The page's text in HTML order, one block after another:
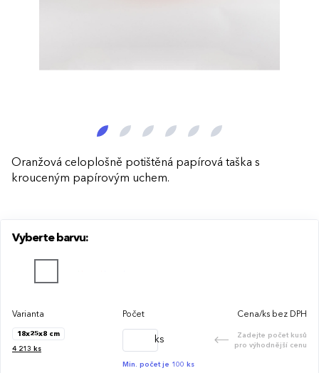
Oranžová celoplošně potištěná papírová taška s
krouceným papírovým uchem.
Vyberte barvu:
Varianta Počet Cena/ks bez DPH
18x25x8 cm
4 213 ks
ks
Zadejte počet kusů
pro výhodnější cenu
Min. počet je 100 ks